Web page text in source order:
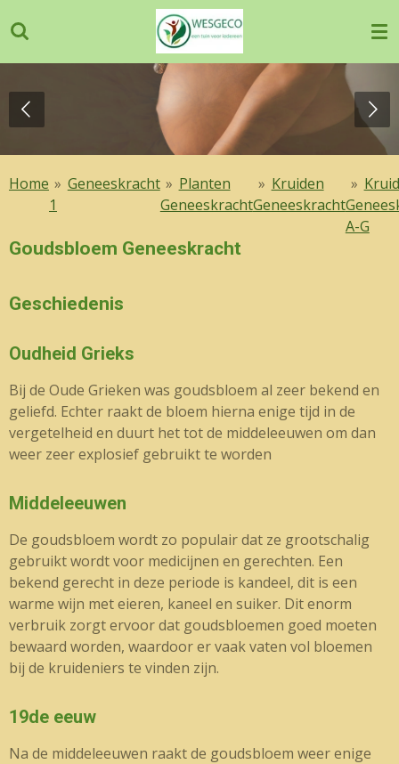
direct
naar
hoofdinhoud
Home » Geneeskracht
1
» Planten
Geneeskracht
» Kruiden
Geneeskracht
»
A-G
Goudsbloem Geneeskracht
Geschiedenis
Oudheid Grieks
Bij de Oude Grieken was goudsbloem al zeer bekend en
geliefd. Echter raakt de bloem hierna enige tijd in de
vergetelheid en duurt het tot de middeleeuwen om dan
weer zeer explosief gebruikt te worden
Middeleeuwen
De goudsbloem wordt zo populair dat ze grootschalig
gebruikt wordt voor medicijnen en gerechten. Een
bekend gerecht in deze periode is kandeel, dit is een
warme wijn met eieren, kaneel en suiker. Dit enorm
verbruik zorgt ervoor dat goudsbloemen goed moeten
bewaard worden, waardoor er vaak vaten vol bloemen
bij de kruideniers te vinden zijn.
19de eeuw
Na de middeleeuwen raakt de goudsbloem weer enige